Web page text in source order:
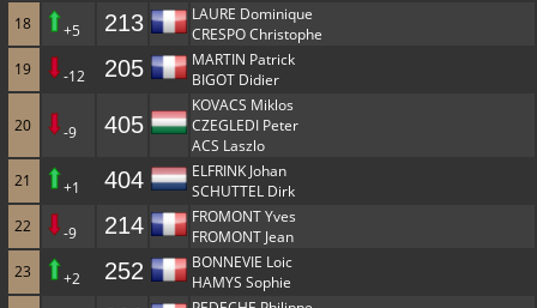
18
+5 213
LAURE Dominique
CRESPO Christophe
19
-12 205
MARTIN Patrick
BIGOT Didier
20 -9 405
KOVACS Miklos
CZEGLEDI Peter
ACS Laszlo
21
+1 404
ELFRINK Johan
SCHUTTEL Dirk
22
-9 214
FROMONT Yves
FROMONT Jean
23
+2 252
BONNEVIE Loic
HAMYS Sophie